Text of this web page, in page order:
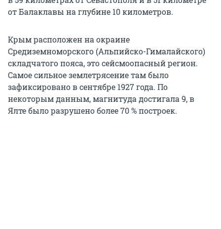
от Балаклавы на глубине 10 километров.
Крым расположен на окраине
Средиземноморского (Альпийско-Гималайского)
складчатого пояса, это сейсмоопасный регион.
Самое сильное землетрясение там было
зафиксировано в сентябре 1927 года. По
некоторым данным, магнитуда достигала 9, в
Ялте было разрушено более 70 % построек.